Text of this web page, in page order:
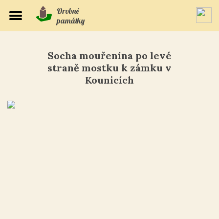
Drobné
památky
Socha mouřenína po levé
straně mostku k zámku v
Kounicích